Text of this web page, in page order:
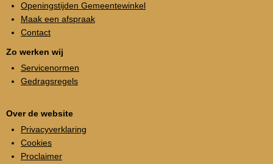
Openingstijden Gemeentewinkel
Maak een afspraak
Contact
Zo werken wij
Servicenormen
Gedragsregels
Over de website
Privacyverklaring
Cookies
Proclaimer